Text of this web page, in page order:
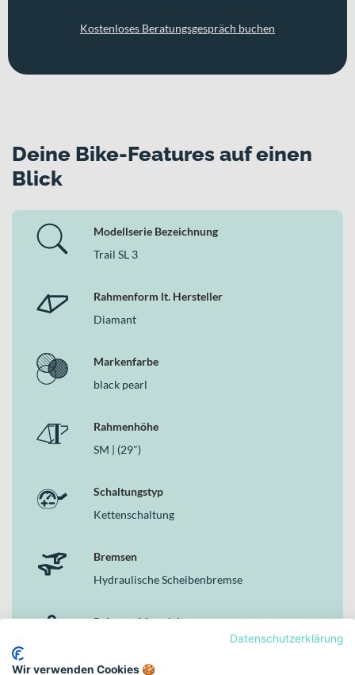
Kostenloses Beratungsgespräch buchen
Deine Bike-Features auf einen
Blick
Modellserie Bezeichnung
Trail SL 3
Rahmenform lt. Hersteller
Diamant
Markenfarbe
black pearl
Rahmenhöhe
SM | (29")
Schaltungstyp
Kettenschaltung
Bremsen
Hydraulische Scheibenbremse
Rahmen-Material
Datenschutzerklärung
Wir verwenden Cookies 🍪